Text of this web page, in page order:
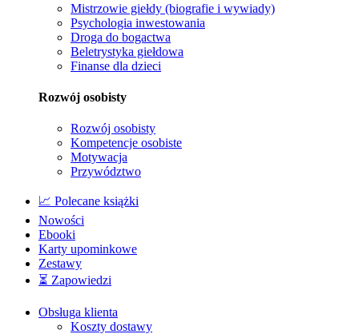
Mistrzowie giełdy (biografie i wywiady)
Psychologia inwestowania
Droga do bogactwa
Beletrystyka giełdowa
Finanse dla dzieci
Rozwój osobisty
Rozwój osobisty
Kompetencje osobiste
Motywacja
Przywództwo
📈 Polecane książki
Nowości
Ebooki
Karty upominkowe
Zestawy
⏳ Zapowiedzi
Obsługa klienta
Koszty dostawy